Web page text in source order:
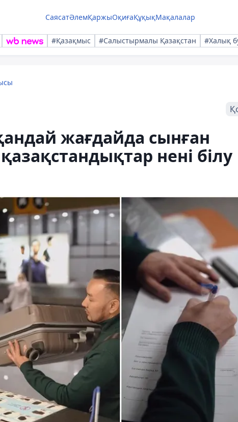
СаясатӘлемҚаржыОқиғаҚұқықМақалалар
#Қазақмыс #Салыстырмалы Қазақстан #Халық
жағдайда сынған
нені білу